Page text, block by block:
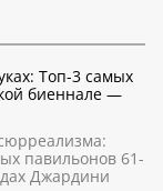
Топ-3 самых
биеннале —
павильонов 61-
Джардини